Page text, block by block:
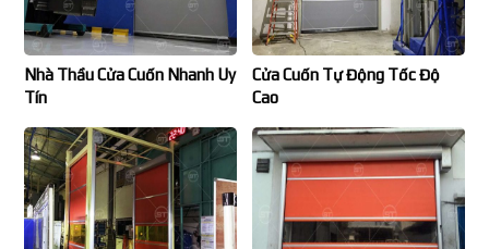
Nhà Thầu Cửa Cuốn Nhanh Uy
Tín
Cửa Cuốn Tự Động Tốc Độ
Cao